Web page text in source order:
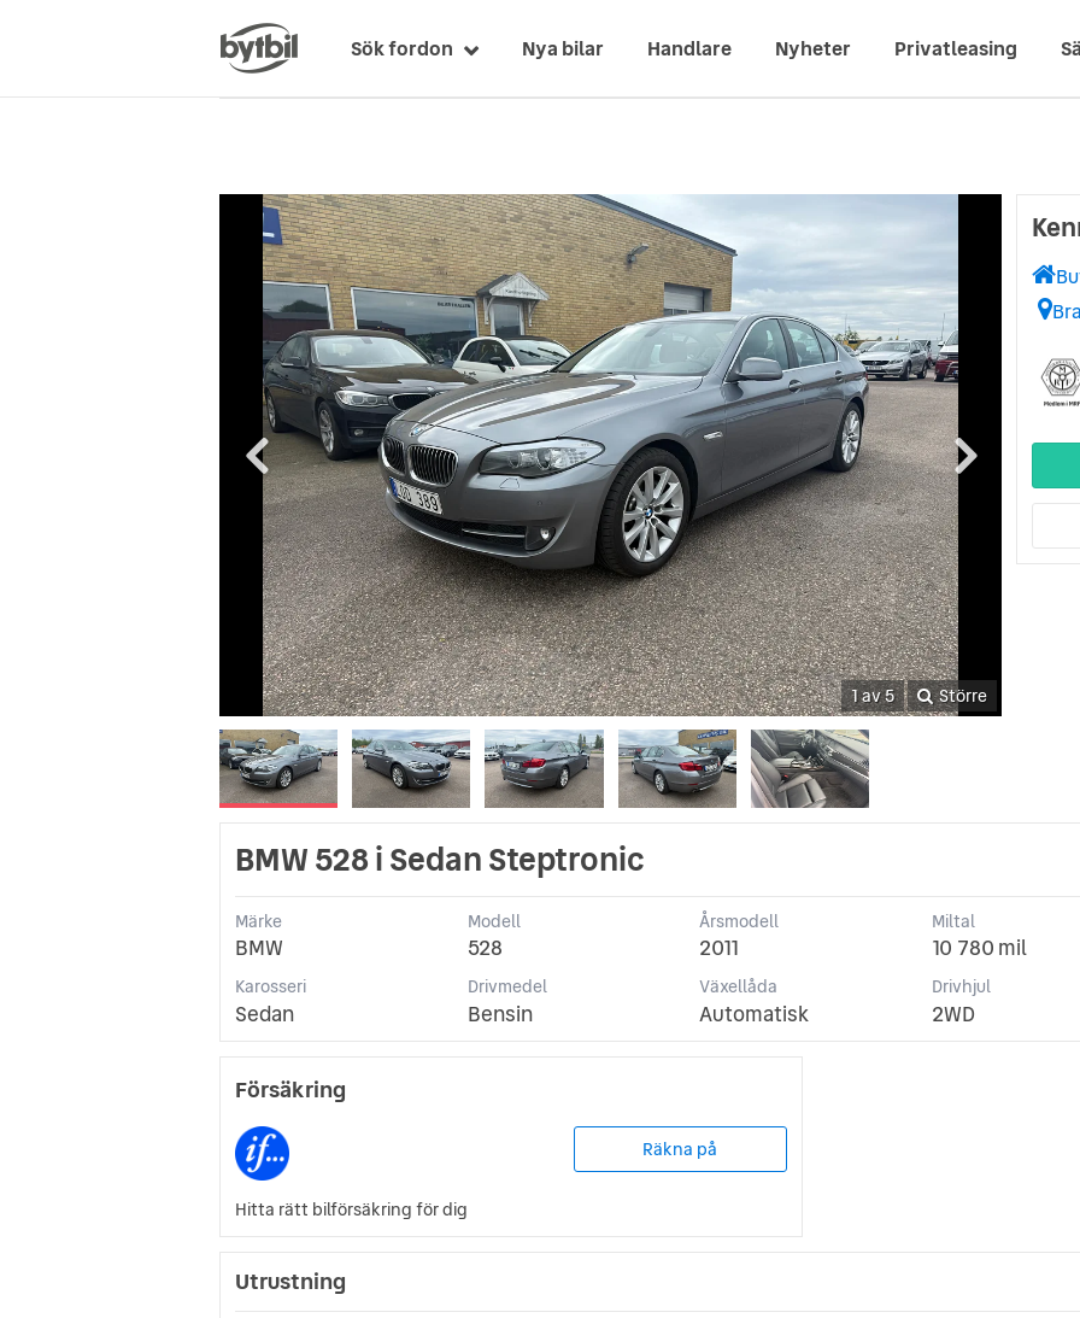
Sök fordon Nya bilar Handlare Nyheter Privatleasing
1 av 5 Större
BMW 528 i Sedan Steptronic
Märke
BMW
Modell
528
Årsmodell
2011
Miltal
10 780 mil
Karosseri
Sedan
Drivmedel
Bensin
Växellåda
Automatisk
Drivhjul
2WD
Försäkring
Räkna på
Hitta rätt bilförsäkring för dig
Utrustning